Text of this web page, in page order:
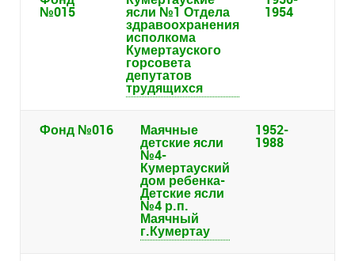
№015 ясли №1 Отдела
здравоохранения
исполкома
Кумертауского
горсовета
депутатов
трудящихся
1954
Фонд №016 Маячные
детские ясли
№4-
Кумертауский
дом ребенка-
Детские ясли
№4 р.п.
Маячный
г.Кумертау
1952-
1988